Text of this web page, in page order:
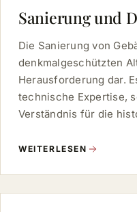
Sanierung und
Die Sanierung von
denkmalgeschützten
Herausforderung dar.
technische Expertise,
Verständnis für die
WEITERLESEN